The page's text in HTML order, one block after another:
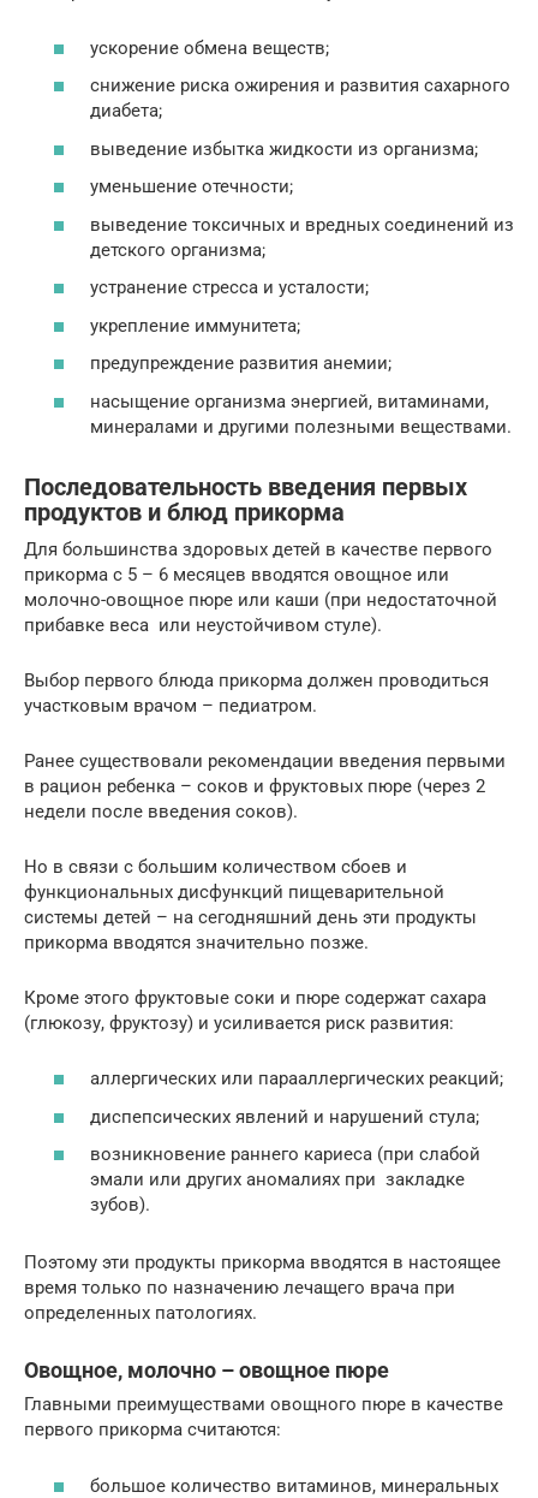
ускорение обмена веществ;
снижение риска ожирения и развития сахарного
диабета;
выведение избытка жидкости из организма;
уменьшение отечности;
выведение токсичных и вредных соединений из
детского организма;
устранение стресса и усталости;
укрепление иммунитета;
предупреждение развития анемии;
насыщение организма энергией, витаминами,
минералами и другими полезными веществами.
Последовательность введения первых
продуктов и блюд прикорма
Для большинства здоровых детей в качестве первого
прикорма с 5 – 6 месяцев вводятся овощное или
молочно-овощное пюре или каши (при недостаточной
прибавке веса или неустойчивом стуле).
Выбор первого блюда прикорма должен проводиться
участковым врачом – педиатром.
Ранее существовали рекомендации введения первыми
в рацион ребенка – соков и фруктовых пюре (через 2
недели после введения соков).
Но в связи с большим количеством сбоев и
функциональных дисфункций пищеварительной
системы детей – на сегодняшний день эти продукты
прикорма вводятся значительно позже.
Кроме этого фруктовые соки и пюре содержат сахара
(глюкозу, фруктозу) и усиливается риск развития:
аллергических или парааллергических реакций;
диспепсических явлений и нарушений стула;
возникновение раннего кариеса (при слабой
эмали или других аномалиях при закладке
зубов).
Поэтому эти продукты прикорма вводятся в настоящее
время только по назначению лечащего врача при
определенных патологиях.
Овощное, молочно – овощное пюре
Главными преимуществами овощного пюре в качестве
первого прикорма считаются:
большое количество витаминов, минеральных